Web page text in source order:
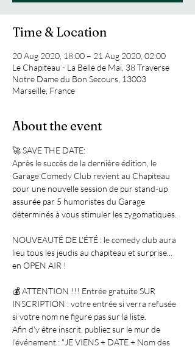
Time & Location
20 Aug 2020, 18:00 – 21 Aug 2020, 02:00
Le Chapiteau - La Belle de Mai, 38 Traverse
Notre Dame du Bon Secours, 13003
Marseille, France
About the event
🚀 SAVE THE DATE:
Après le succès de la dernière édition, le
Garage Comedy Club revient au Chapiteau
pour une nouvelle session de pur stand-up
assurée par 5 humoristes du Garage
déterminés à vous stimuler les zygomatiques.
NOUVEAUTÉ DE L'ÉTÉ : le comedy club aura
lieu tous les jeudis au chapiteau et surprise...
en OPEN AIR !
💰 ATTENTION !!! Entrée gratuite SUR
INSCRIPTION : votre entrée si verra refusée
si votre nom ne figure pas sur la liste.
Afin d'y être inscrit, publiez sur le mur de
l'événement : "JE VIENS + DATE + Nom des